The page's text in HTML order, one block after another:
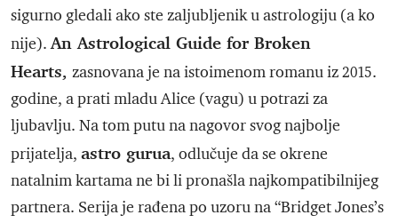
sigurno gledali ako ste zaljubljenik u astrologiju (a ko
nije).An Astrological Guide for Broken
Hearts, zasnovana je na istoimenom romanu iz 2015.
godine, a prati mladu Alice (vagu) u potrazi za
ljubavlju. Na tom putu na nagovor svog najbolje
prijatelja, astro gurua, odlučuje da se okrene
natalnim kartama ne bi li pronašla najkompatibilnijeg
partnera. Serija je rađena po uzoru na “Bridget Jones’s